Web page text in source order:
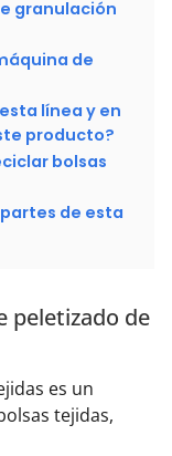
granulación
de
línea y en
producto?
bolsas
de esta
peletizado de
es un
tejidas,